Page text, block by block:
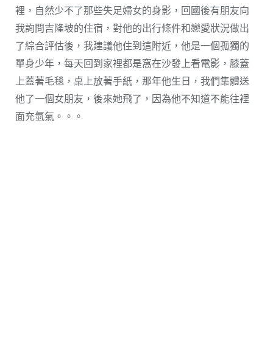
裡，自然少不了那些失足婦女的身影，回國後有朋友向
我詢問吉隆坡的住宿，對他的出行條件和戀愛狀況做出
了綜合評估後，我建議他住到這附近，他是一個孤獨的
單身少年，每天回到家裡都是窩在沙發上看電影，膝蓋
上蓋著毛毯，桌上放著手紙，那年他生日，我們集體送
他了一個女朋友，後來她飛了，因為他不知道不能往裡
面充氫氣。。。